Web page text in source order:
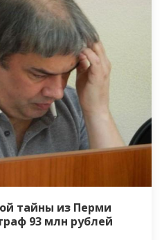
тайны из Перми
93 млн рублей